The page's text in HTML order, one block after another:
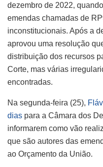
dezembro de 2022,
emendas chamadas de
inconstitucionais. Após a
aprovou uma resolução
distribuição dos recursos
Corte, mas várias
encontradas.
Na segunda-feira (25),
dias para a Câmara dos
informarem como vão
que são autores das
ao Orçamento da União.